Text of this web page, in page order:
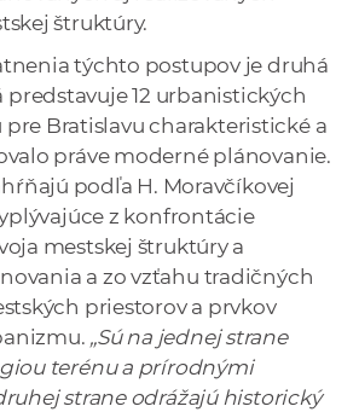
štruktúry.
týchto postupov je druhá
predstavuje 12 urbanistických
pre Bratislavu charakteristické a
práve moderné plánovanie.
podľa H. Moravčíkovej
z konfrontácie
mestskej štruktúry a
a zo vzťahu tradičných
priestorov a prvkov
„Sú na jednej strane
terénu a prírodnými
strane odrážajú historický